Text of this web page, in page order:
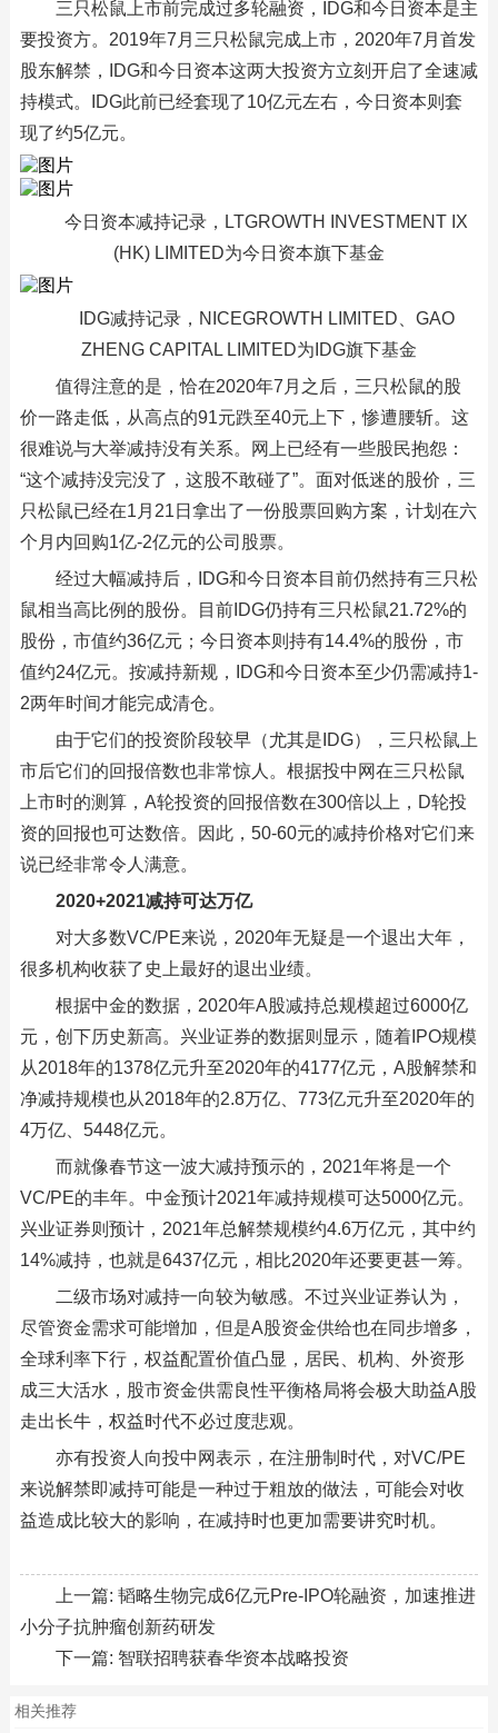
三只松鼠上市前完成过多轮融资，IDG和今日资本是主
要投资方。2019年7月三只松鼠完成上市，2020年7月首发
股东解禁，IDG和今日资本这两大投资方立刻开启了全速减
持模式。IDG此前已经套现了10亿元左右，今日资本则套
现了约5亿元。
今日资本减持记录，LTGROWTH INVESTMENT IX
(HK) LIMITED为今日资本旗下基金
IDG减持记录，NICEGROWTH LIMITED、GAO
ZHENG CAPITAL LIMITED为IDG旗下基金
值得注意的是，恰在2020年7月之后，三只松鼠的股
价一路走低，从高点的91元跌至40元上下，惨遭腰斩。这
很难说与大举减持没有关系。网上已经有一些股民抱怨：
“这个减持没完没了，这股不敢碰了”。面对低迷的股价，三
只松鼠已经在1月21日拿出了一份股票回购方案，计划在六
个月内回购1亿-2亿元的公司股票。
经过大幅减持后，IDG和今日资本目前仍然持有三只松
鼠相当高比例的股份。目前IDG仍持有三只松鼠21.72%的
股份，市值约36亿元；今日资本则持有14.4%的股份，市
值约24亿元。按减持新规，IDG和今日资本至少仍需减持1-
2两年时间才能完成清仓。
由于它们的投资阶段较早（尤其是IDG），三只松鼠上
市后它们的回报倍数也非常惊人。根据投中网在三只松鼠
上市时的测算，A轮投资的回报倍数在300倍以上，D轮投
资的回报也可达数倍。因此，50-60元的减持价格对它们来
说已经非常令人满意。
2020+2021减持可达万亿
对大多数VC/PE来说，2020年无疑是一个退出大年，
很多机构收获了史上最好的退出业绩。
根据中金的数据，2020年A股减持总规模超过6000亿
元，创下历史新高。兴业证券的数据则显示，随着IPO规模
从2018年的1378亿元升至2020年的4177亿元，A股解禁和
净减持规模也从2018年的2.8万亿、773亿元升至2020年的
4万亿、5448亿元。
而就像春节这一波大减持预示的，2021年将是一个
VC/PE的丰年。中金预计2021年减持规模可达5000亿元。
兴业证券则预计，2021年总解禁规模约4.6万亿元，其中约
14%减持，也就是6437亿元，相比2020年还要更甚一筹。
二级市场对减持一向较为敏感。不过兴业证券认为，
尽管资金需求可能增加，但是A股资金供给也在同步增多，
全球利率下行，权益配置价值凸显，居民、机构、外资形
成三大活水，股市资金供需良性平衡格局将会极大助益A股
走出长牛，权益时代不必过度悲观。
亦有投资人向投中网表示，在注册制时代，对VC/PE
来说解禁即减持可能是一种过于粗放的做法，可能会对收
益造成比较大的影响，在减持时也更加需要讲究时机。
上一篇: 韬略生物完成6亿元Pre-IPO轮融资，加速推进
小分子抗肿瘤创新药研发
下一篇: 智联招聘获春华资本战略投资
相关推荐